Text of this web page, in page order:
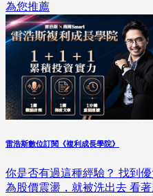
為您推薦
雷浩斯數位訂閱《複利成長學院》
你是否有過這種經驗？ 找到
為股價震盪，就被洗出去 看